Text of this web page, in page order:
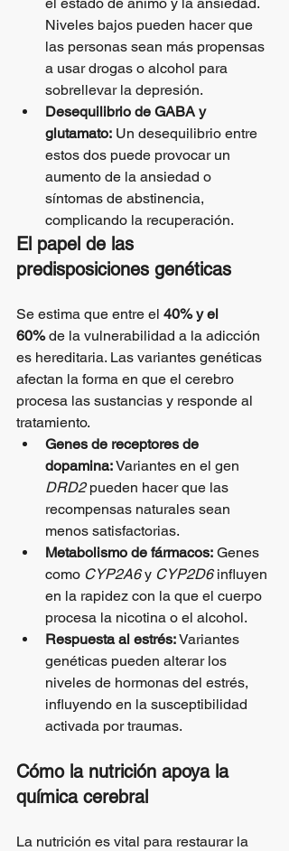
Niveles bajos pueden hacer que
las personas sean más propensas
a usar drogas o alcohol para
sobrellevar la depresión.
Desequilibrio de GABA y
glutamato: Un desequilibrio entre
estos dos puede provocar un
aumento de la ansiedad o
síntomas de abstinencia,
complicando la recuperación.
El papel de las
predisposiciones genéticas
Se estima que entre el 40% y el
60% de la vulnerabilidad a la adicción
es hereditaria. Las variantes genéticas
afectan la forma en que el cerebro
procesa las sustancias y responde al
tratamiento.
Genes de receptores de
dopamina: Variantes en el gen
DRD2 pueden hacer que las
recompensas naturales sean
menos satisfactorias.
Metabolismo de fármacos: Genes
como CYP2A6 y CYP2D6 influyen
en la rapidez con la que el cuerpo
procesa la nicotina o el alcohol.
Respuesta al estrés: Variantes
genéticas pueden alterar los
niveles de hormonas del estrés,
influyendo en la susceptibilidad
activada por traumas.
Cómo la nutrición apoya la
química cerebral
La nutrición es vital para restaurar la